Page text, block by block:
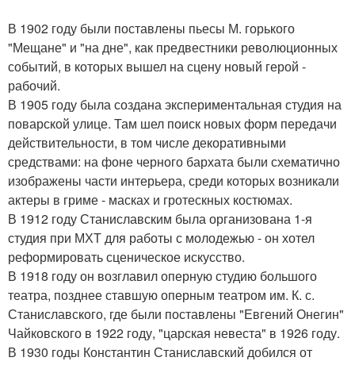
В 1902 году были поставлены пьесы М. горького
"Мещане" и "на дне", как предвестники революционных
событий, в которых вышел на сцену новый герой -
рабочий.
В 1905 году была создана экспериментальная студия на
поварской улице. Там шел поиск новых форм передачи
действительности, в том числе декоративными
средствами: на фоне черного бархата были схематично
изображены части интерьера, среди которых возникали
актеры в гриме - масках и гротескных костюмах.
В 1912 году Станиславским была организована 1-я
студия при МХТ для работы с молодежью - он хотел
реформировать сценическое искусство.
В 1918 году он возглавил оперную студию большого
театра, позднее ставшую оперным театром им. К. с.
Станиславского, где были поставлены "Евгений Онегин"
Чайковского в 1922 году, "царская невеста" в 1926 году.
В 1930 годы Константин Станиславский добился от